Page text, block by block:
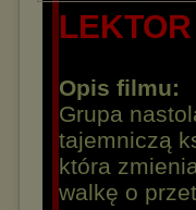
Opis filmu:
Grupa
tajemniczą
która
walkę o